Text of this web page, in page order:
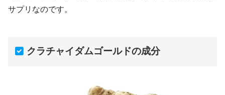
サプリなのです。
クラチャイダムゴールドの成分